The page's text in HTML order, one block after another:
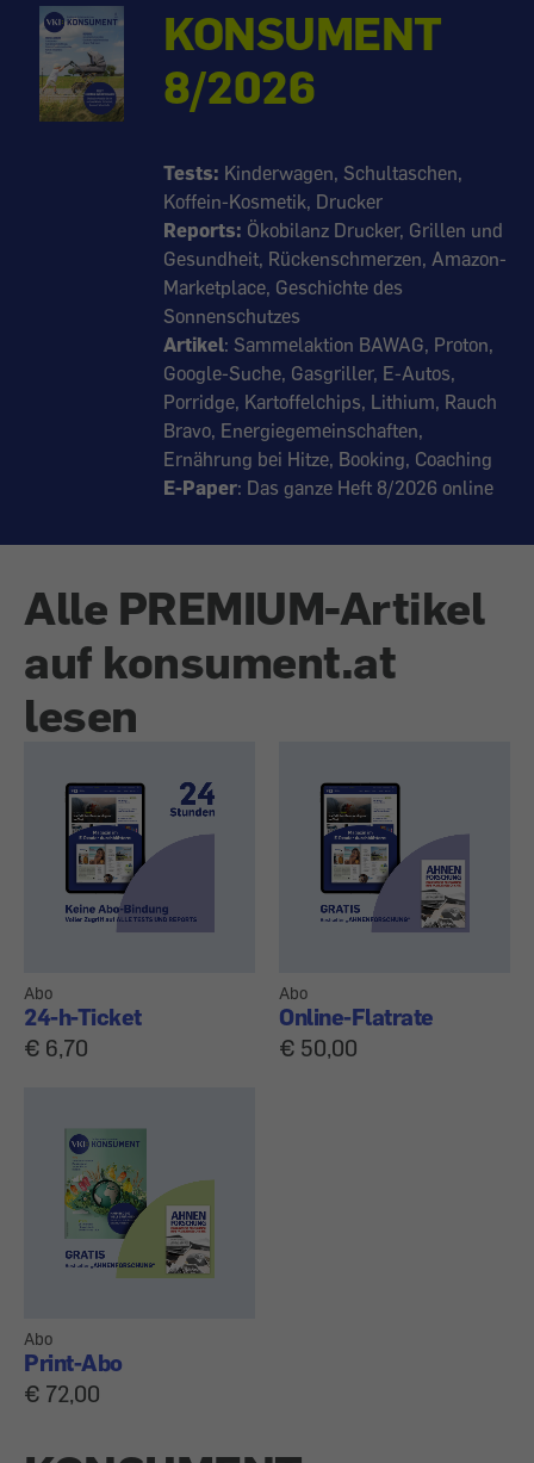
KONSUMENT
8/2026
Tests: Kinderwagen, Schultaschen,
Koffein-Kosmetik, Drucker
Reports: Ökobilanz Drucker, Grillen und
Gesundheit, Rückenschmerzen, Amazon-
Marketplace, Geschichte des
Sonnenschutzes
Artikel: Sammelaktion BAWAG, Proton,
Google-Suche, Gasgriller, E-Autos,
Porridge, Kartoffelchips, Lithium, Rauch
Bravo, Energiegemeinschaften,
Ernährung bei Hitze, Booking, Coaching
E-Paper: Das ganze Heft 8/2026 online
Alle PREMIUM-Artikel
auf konsument.at
lesen
Abo
24-h-Ticket
€ 6,70
Abo
Online-Flatrate
€ 50,00
Abo
Print-Abo
€ 72,00